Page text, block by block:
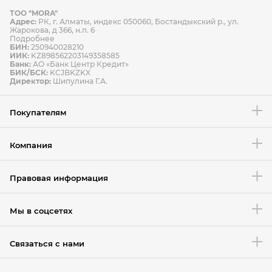
Способы оплаты Способы доставки
Условия возврата товара
ТОО "MORA"
Адрес: РК, г. Алматы, индекс 050060, Бостандыкский р., ул.
Жарокова, д 366, н.п. 6
Подробнее
БИН: 250940028210
ИИК: KZ898562203149358585
Банк: АО «Банк Центр Кредит»
БИК/БСК: KCJBKZKX
Директор: Шипулина Г.А.
Покупателям
Компания
Правовая информация
Мы в соцсетях
Связаться с нами